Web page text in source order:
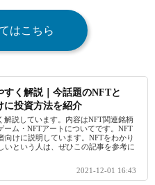
はこちら
すく解説｜今話題のNFTと
に投資方法を紹介
解説しています。内容はNFT関連銘柄
ーム・NFTアートについてです。NFT
向けに説明しています。NFTをわかり
いという人は、ぜひこの記事を参考に
2021-12-01 16:43